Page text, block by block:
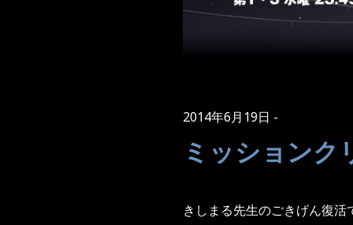
2014年6月19日
ミッションク
きしまる先生のごきげん復